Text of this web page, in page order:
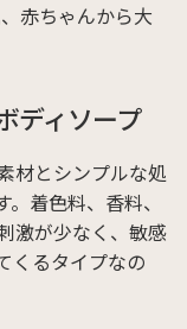
赤ちゃんから大
ディソープ
材とシンプルな処
着色料、香料、
激が少なく、敏感
くるタイプなの